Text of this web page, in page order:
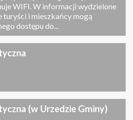
WIFI. W informacji wydzielone
turyści i mieszkańcy mogą
dostępu do...
(w Urzedzie Gminy)